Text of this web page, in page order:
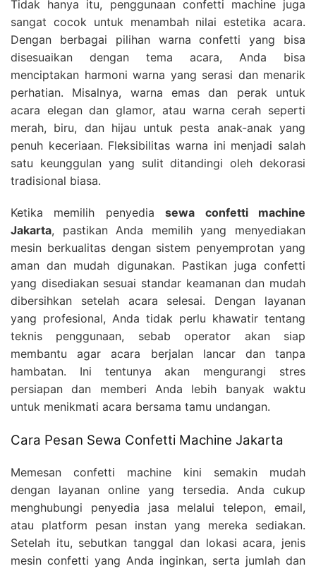
Tidak hanya itu, penggunaan confetti machine juga
sangat cocok untuk menambah nilai estetika acara.
Dengan berbagai pilihan warna confetti yang bisa
disesuaikan dengan tema acara, Anda bisa
menciptakan harmoni warna yang serasi dan menarik
perhatian. Misalnya, warna emas dan perak untuk
acara elegan dan glamor, atau warna cerah seperti
merah, biru, dan hijau untuk pesta anak-anak yang
penuh keceriaan. Fleksibilitas warna ini menjadi salah
satu keunggulan yang sulit ditandingi oleh dekorasi
tradisional biasa.
Ketika memilih penyediasewa confetti machine
Jakarta, pastikan Anda memilih yang menyediakan
mesin berkualitas dengan sistem penyemprotan yang
aman dan mudah digunakan. Pastikan juga confetti
yang disediakan sesuai standar keamanan dan mudah
dibersihkan setelah acara selesai. Dengan layanan
yang profesional, Anda tidak perlu khawatir tentang
teknis penggunaan, sebab operator akan siap
membantu agar acara berjalan lancar dan tanpa
hambatan. Ini tentunya akan mengurangi stres
persiapan dan memberi Anda lebih banyak waktu
untuk menikmati acara bersama tamu undangan.
Cara Pesan Sewa Confetti Machine Jakarta
Memesan confetti machine kini semakin mudah
dengan layanan online yang tersedia. Anda cukup
menghubungi penyedia jasa melalui telepon, email,
atau platform pesan instan yang mereka sediakan.
Setelah itu, sebutkan tanggal dan lokasi acara, jenis
mesin confetti yang Anda inginkan, serta jumlah dan